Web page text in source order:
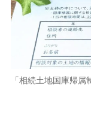
「相続土地国庫帰属